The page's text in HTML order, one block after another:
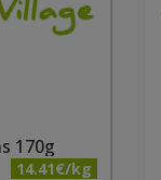
170g
14.41€/kg